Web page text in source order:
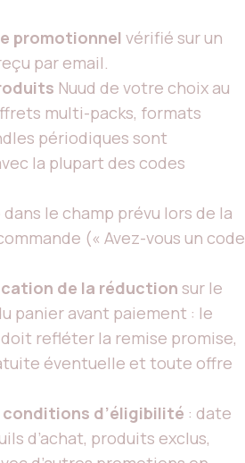
promotionnel vérifié sur un
par email.
Nuud de votre choix au
multi-packs, formats
périodiques sont
la plupart des codes
dans le champ prévu lors de la
(« Avez-vous un code
de la réduction sur le
panier avant paiement : le
refléter la remise promise,
éventuelle et toute offre
d’éligibilité : date
d’achat, produits exclus,